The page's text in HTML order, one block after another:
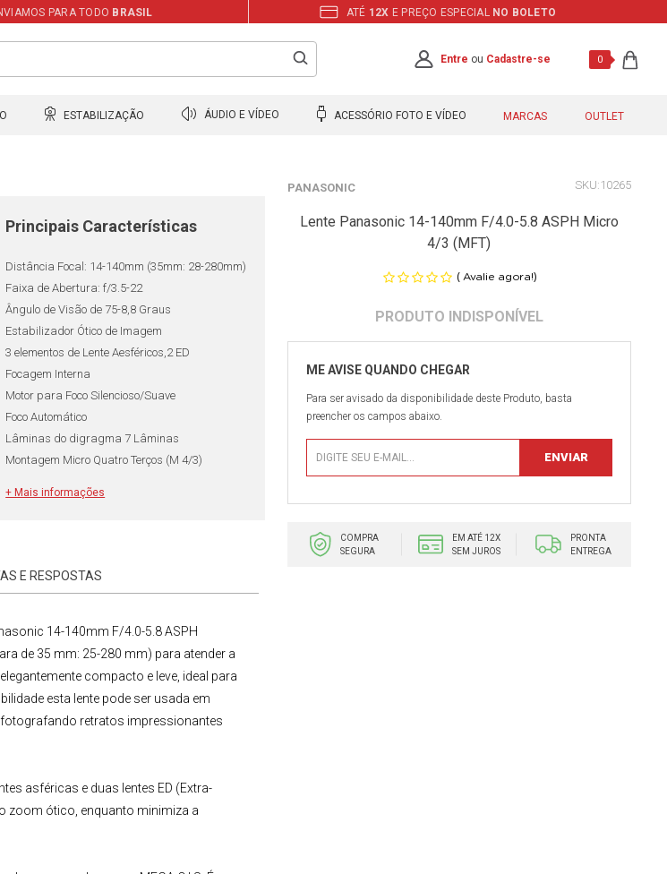
PARA TODO BRASIL ATÉ 12X E PREÇO ESPECIAL NO BOLETO
Entre ou Cadastre-se 0
ESTABILIZAÇÃO ÁUDIO E VÍDEO ACESSÓRIO FOTO E VÍDEO MARCAS OUTLET
Principais Características
Distância Focal: 14-140mm (35mm: 28-280mm)
Faixa de Abertura: f/3.5-22
Ângulo de Visão de 75-8,8 Graus
Estabilizador Ótico de Imagem
3 elementos de Lente Aesféricos,2 ED
Focagem Interna
Motor para Foco Silencioso/Suave
Foco Automático
Lâminas do digragma 7 Lâminas
Montagem Micro Quatro Terços (M 4/3)
+ Mais informações
PANASONIC 10265
Lente Panasonic 14-140mm F/4.0-5.8 ASPH Micro
4/3 (MFT)
( Avalie agora!)
Para ser avisado da disponibilidade deste Produto, basta
preencher os campos abaixo.
COMPRA
SEGURA
EM ATÉ 12X
SEM JUROS
PRONTA
ENTREGA
E RESPOSTAS
14-140mm F/4.0-5.8 ASPH
de 35 mm: 25-280 mm) para atender a
compacto e leve, ideal para
esta lente pode ser usada em
retratos impressionantes
asféricas e duas lentes ED (Extra-
zoom ótico, enquanto minimiza a